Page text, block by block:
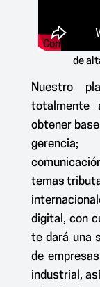
Convertite
de
Nuestro
totalmente
obtener
gerencia;
temas
digital, con
te dará una
de
industrial,